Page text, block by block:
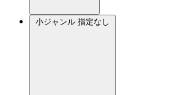
小ジャンル 指定なし